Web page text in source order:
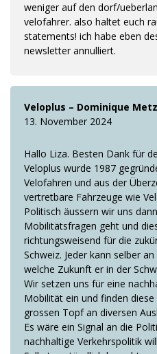
weniger auf den dorf/
velofahrer. also haltet euch
statements! ich habe eben
newsletter annulliert.
Veloplus – Dominique Metz
13. November 2024
Hallo Liza. Besten Dank für
Veloplus wurde 1987
Velofahren und aus der
vertretbare Fahrzeuge wie
Politisch äussern wir uns
Mobilitätsfragen geht und
richtungsweisend für die
Schweiz. Jeder kann selber
welche Zukunft er in der
Wir setzen uns für eine
Mobilität ein und finden
grossen Topf an diversen
Es wäre ein Signal an die
nachhaltige Verkehrspolitik